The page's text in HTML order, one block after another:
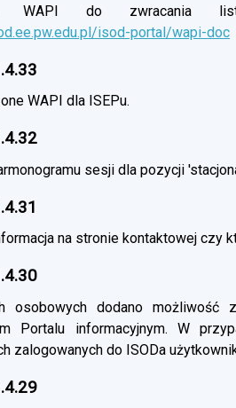
WAPI do zwracania listy
isod-portal/wapi-doc
WAPI dla ISEPu.
sesji dla pozycji
na stronie kontaktowej czy
osobowych dodano możliwość
Portalu informacyjnym. W
zalogowanych do ISODa